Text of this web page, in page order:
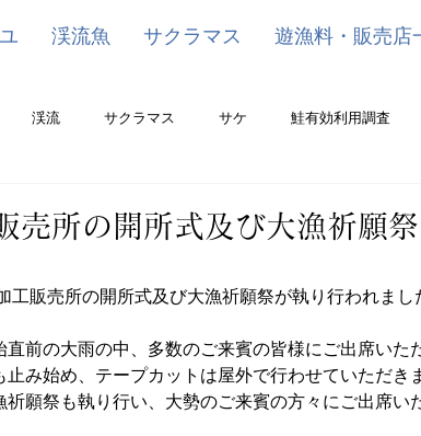
渓流魚 サクラマス 遊漁料・販売店
渓流 サクラマス サケ 鮭有効利用調査
売所の開所式及び大漁祈願
工販売所の開所式及び大漁祈願祭が執り行われまし
直前の大雨の中、多数のご来賓の皆様にご出席いた
み始め、テープカットは屋外で行わせていただき
祈願祭も執り行い、大勢のご来賓の方々にご出席い